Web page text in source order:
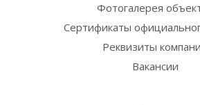
Фотогалерея
Сертификаты
Реквизиты
Вакансии